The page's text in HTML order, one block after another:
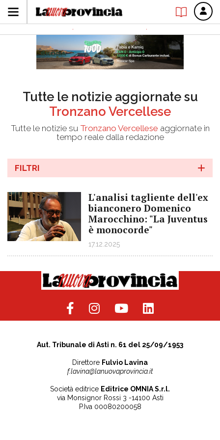
Tutte le notizie aggiornate su
Tronzano Vercellese
Tutte le notizie su Tronzano Vercellese aggiornate in
tempo reale dalla redazione
FILTRI
L'analisi tagliente dell'ex
bianconero Domenico
Marocchino: "La Juventus
è monocorde"
17.12.2025
Aut. Tribunale di Asti n. 61 del 25/09/1953
Direttore Fulvio Lavina
f.lavina@lanuovaprovincia.it
Società editrice Editrice OMNIA S.r.l.
via Monsignor Rossi 3 -14100 Asti
P.Iva 00080200058